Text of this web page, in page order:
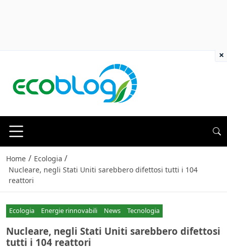
Home / Ecologia /
Nucleare, negli Stati Uniti sarebbero difettosi tutti i 104
reattori
Ecologia Energie rinnovabili News Tecnologia
Nucleare, negli Stati Uniti sarebbero difettosi
tutti i 104 reattori
×